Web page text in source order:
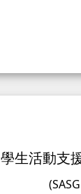
學生活動支